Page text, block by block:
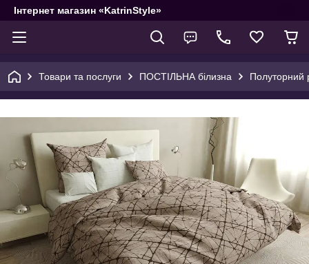
Інтернет магазин «KatrinStyle»
Товари та послуги ПОСТІЛЬНА білизна Полуторний